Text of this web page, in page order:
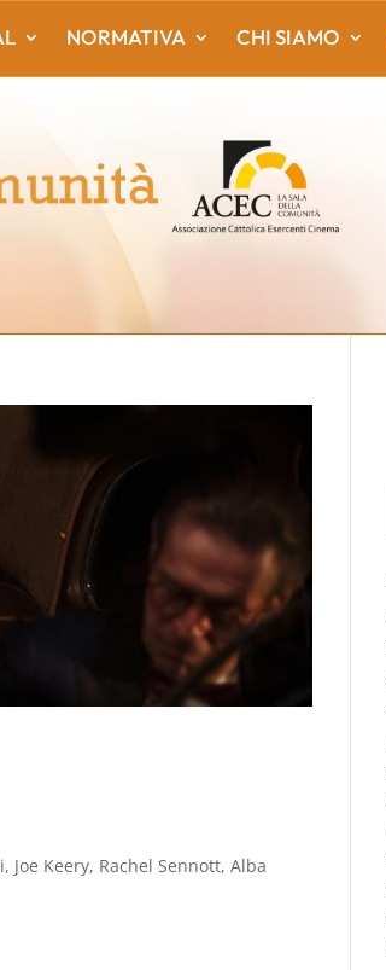
NORMATIVA CHI SIAMO
Joe Keery, Rachel Sennott, Alba